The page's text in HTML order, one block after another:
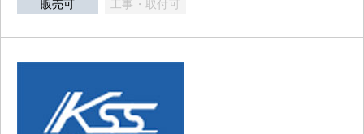
販売可 工事・取付可